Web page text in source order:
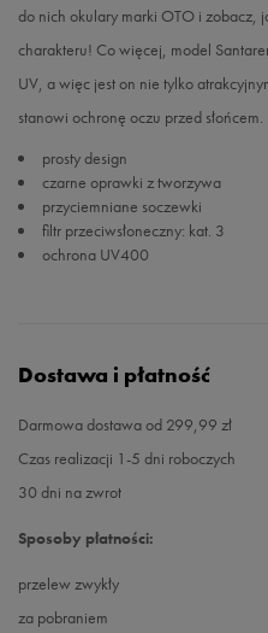
do nich okulary marki OTO i zobacz,
charakteru! Co więcej, model
UV, a więc jest on nie tylko
stanowi ochronę oczu przed
prosty design
czarne oprawki z tworzywa
przyciemniane soczewki
filtr przeciwsłoneczny: kat. 3
ochrona UV400
Dostawa i płatność
Darmowa dostawa od 299,99 zł
Czas realizacji 1-5 dni roboczych
30 dni na zwrot
Sposoby płatności:
przelew zwykły
za pobraniem